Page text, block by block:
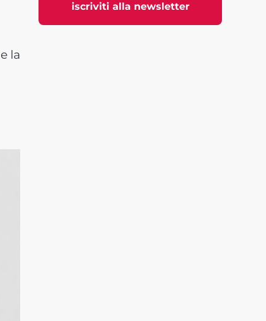
iscriviti alla newsletter
la